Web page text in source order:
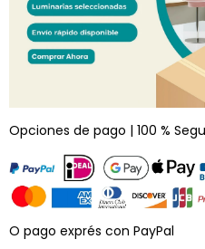
Opciones de pago | 100 %
O pago exprés con PayPal